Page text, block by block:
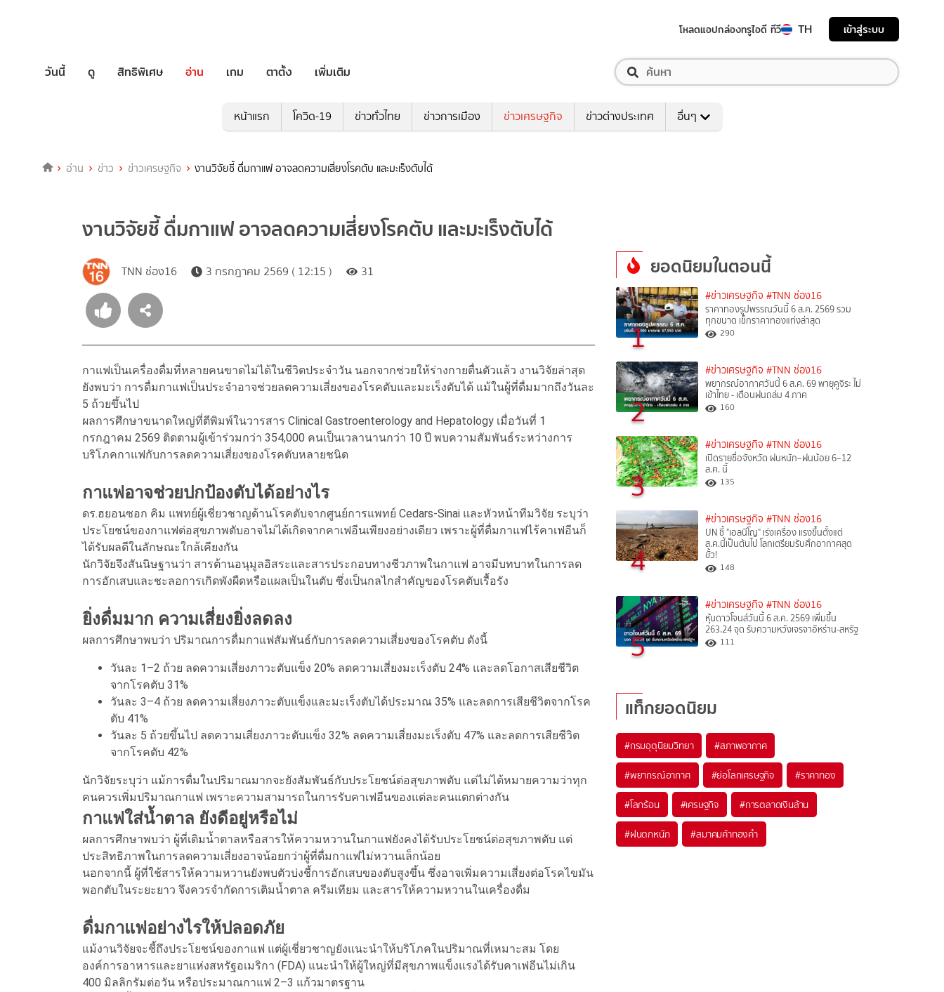
โหลดแอปกล่องทรูไอดี ทีวี TH เข้าสู่ระบบ
วันนี้ ดู สิทธิพิเศษ อ่าน เกม ตาตั้ง เพิ่มเติม
หน้าแรก โควิด-19 ข่าวทั่วไทย ข่าวการเมือง ข่าวเศรษฐกิจ ข่าวต่างประเทศ อื่นๆ
อ่าน ข่าว ข่าวเศรษฐกิจ งานวิจัยชี้ ดื่มกาแฟ อาจลดความเสี่ยงโรคตับ และมะเร็งตับได้
งานวิจัยชี้ ดื่มกาแฟ อาจลดความเสี่ยงโรคตับ และมะเร็งตับได้
TNN ช่อง16 3 กรกฎาคม 2569 ( 12:15 ) 31
กาแฟเป็นเครื่องดื่มที่หลายคนขาดไม่ได้ในชีวิตประจำวัน นอกจากช่วยให้ร่างกายตื่นตัวแล้ว งานวิจัยล่าสุด
ยังพบว่า การดื่มกาแฟเป็นประจำอาจช่วยลดความเสี่ยงของโรคตับและมะเร็งตับได้ แม้ในผู้ที่ดื่มมากถึงวันละ
5 ถ้วยขึ้นไป
ผลการศึกษาขนาดใหญ่ที่ตีพิมพ์ในวารสาร Clinical Gastroenterology and Hepatology เมื่อวันที่ 1
กรกฎาคม 2569 ติดตามผู้เข้าร่วมกว่า 354,000 คนเป็นเวลานานกว่า 10 ปี พบความสัมพันธ์ระหว่างการ
บริโภคกาแฟกับการลดความเสี่ยงของโรคตับหลายชนิด
กาแฟอาจช่วยปกป้องตับได้อย่างไร
ดร.ฮยอนซอก คิม แพทย์ผู้เชี่ยวชาญด้านโรคตับจากศูนย์การแพทย์ Cedars-Sinai และหัวหน้าทีมวิจัย ระบุว่า
ประโยชน์ของกาแฟต่อสุขภาพตับอาจไม่ได้เกิดจากคาเฟอีนเพียงอย่างเดียว เพราะผู้ที่ดื่มกาแฟไร้คาเฟอีนก็
ได้รับผลดีในลักษณะใกล้เคียงกัน
นักวิจัยจึงสันนิษฐานว่า สารต้านอนุมูลอิสระและสารประกอบทางชีวภาพในกาแฟ อาจมีบทบาทในการลด
การอักเสบและชะลอการเกิดพังผืดหรือแผลเป็นในตับ ซึ่งเป็นกลไกสำคัญของโรคตับเรื้อรัง
ยิ่งดื่มมาก ความเสี่ยงยิ่งลดลง
ผลการศึกษาพบว่า ปริมาณการดื่มกาแฟสัมพันธ์กับการลดความเสี่ยงของโรคตับ ดังนี้
วันละ 1–2 ถ้วย ลดความเสี่ยงภาวะตับแข็ง 20% ลดความเสี่ยงมะเร็งตับ 24% และลดโอกาสเสียชีวิต
จากโรคตับ 31%
วันละ 3–4 ถ้วย ลดความเสี่ยงภาวะตับแข็งและมะเร็งตับได้ประมาณ 35% และลดการเสียชีวิตจากโรค
ตับ 41%
วันละ 5 ถ้วยขึ้นไป ลดความเสี่ยงภาวะตับแข็ง 32% ลดความเสี่ยงมะเร็งตับ 47% และลดการเสียชีวิต
จากโรคตับ 42%
นักวิจัยระบุว่า แม้การดื่มในปริมาณมากจะยังสัมพันธ์กับประโยชน์ต่อสุขภาพตับ แต่ไม่ได้หมายความว่าทุก
คนควรเพิ่มปริมาณกาแฟ เพราะความสามารถในการรับคาเฟอีนของแต่ละคนแตกต่างกัน
กาแฟใส่น้ำตาล ยังดีอยู่หรือไม่
ผลการศึกษาพบว่า ผู้ที่เติมน้ำตาลหรือสารให้ความหวานในกาแฟยังคงได้รับประโยชน์ต่อสุขภาพตับ แต่
ประสิทธิภาพในการลดความเสี่ยงอาจน้อยกว่าผู้ที่ดื่มกาแฟไม่หวานเล็กน้อย
นอกจากนี้ ผู้ที่ใช้สารให้ความหวานยังพบตัวบ่งชี้การอักเสบของตับสูงขึ้น ซึ่งอาจเพิ่มความเสี่ยงต่อโรคไขมัน
พอกตับในระยะยาว จึงควรจำกัดการเติมน้ำตาล ครีมเทียม และสารให้ความหวานในเครื่องดื่ม
ดื่มกาแฟอย่างไรให้ปลอดภัย
แม้งานวิจัยจะชี้ถึงประโยชน์ของกาแฟ แต่ผู้เชี่ยวชาญยังแนะนำให้บริโภคในปริมาณที่เหมาะสม โดย
องค์การอาหารและยาแห่งสหรัฐอเมริกา (FDA) แนะนำให้ผู้ใหญ่ที่มีสุขภาพแข็งแรงได้รับคาเฟอีนไม่เกิน
400 มิลลิกรัมต่อวัน หรือประมาณกาแฟ 2–3 แก้วมาตรฐาน
ยอดนิยมในตอนนี้
1
#ข่าวเศรษฐกิจ #TNN ช่อง16
ราคาทองรูปพรรณวันนี้ 6 ส.ค. 2569 รวม
ทุกขนาด เช็กราคาทองแท่งล่าสุด
290
2
#ข่าวเศรษฐกิจ #TNN ช่อง16
พยากรณ์อากาศวันนี้ 6 ส.ค. 69 พายุคูจิระ ไม่
เข้าไทย - เตือนฝนถล่ม 4 ภาค
160
3
#ข่าวเศรษฐกิจ #TNN ช่อง16
เปิดรายชื่อจังหวัด ฝนหนัก–ฝนน้อย 6–12
ส.ค. นี้
135
4
#ข่าวเศรษฐกิจ #TNN ช่อง16
UN ชี้ "เอลนีโญ" เร่งเครื่อง แรงขึ้นตั้งแต่
ส.ค.นี้เป็นต้นไป โลกเตรียมรับศึกอากาศสุด
ขั้ว!
148
5
#ข่าวเศรษฐกิจ #TNN ช่อง16
หุ้นดาวโจนส์วันนี้ 6 ส.ค. 2569 เพิ่มขึ้น
263.24 จุด รับความหวังเจรจาอิหร่าน-สหรัฐ
111
แท็กยอดนิยม
#กรมอุตุนิยมวิทยา #สภาพอากาศ
#พยากรณ์อากาศ #ย่อโลกเศรษฐกิจ #ราคาทอง
#โลกร้อน #เศรษฐกิจ #การตลาดเงินล้าน
#ฝนตกหนัก #สมาคมค้าทองคำ